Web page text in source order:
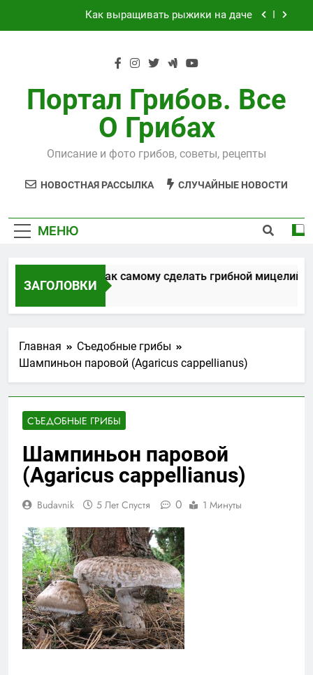
Как выращивать рыжики на даче
мицелий
Технология выращивания подосиновиков
Как выращивать рыжики на даче
Портал Грибов. Все
О Грибах
Описание и фото грибов, советы, рецепты
НОВОСТНАЯ РАССЫЛКА СЛУЧАЙНЫЕ НОВОСТИ
МЕНЮ
ЗАГОЛОВКИ
Способы, как самому сделать грибной мицелий
5 Лет Спустя
Главная
Съедобные грибы
Шампиньон паровой (Agaricus cappellianus)
СЪЕДОБНЫЕ ГРИБЫ
Шампиньон паровой
(Agaricus cappellianus)
Budavnik 5 Лет Спустя 0 1 Минуты